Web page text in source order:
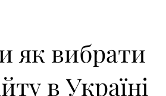
як вибрати
в Україні